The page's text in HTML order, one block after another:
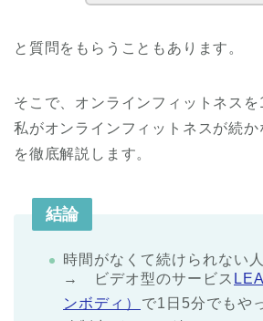
と質問をもらうこともあります。
そこで、オンラインフィットネス
私がオンラインフィットネスが続
を徹底解説します。
結論
時間がなくて続けられない人
→ ビデオ型のサービス
ンボディ）
で1日5分でもや